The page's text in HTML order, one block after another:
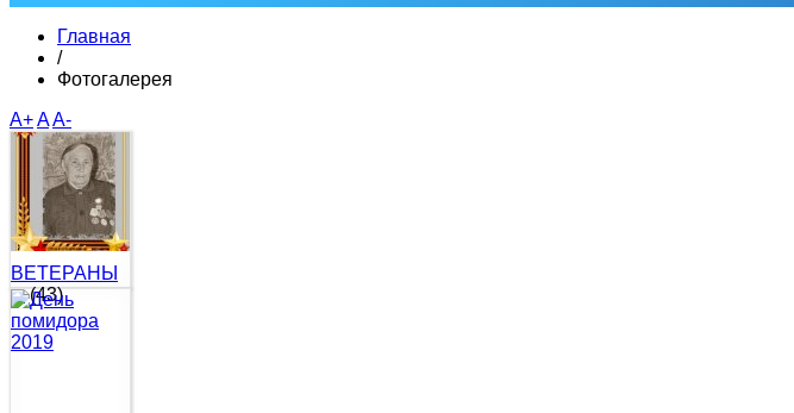
Главная
/
Фотогалерея
A+AA-
ВЕТЕРАНЫ
... (43)